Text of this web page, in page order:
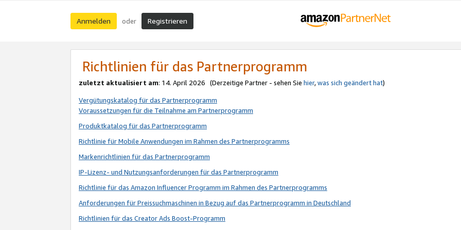
Anmelden oder Registrieren
Richtlinien für das Partnerprogramm
zuletzt aktualisiert am: 14. April 2026 (Derzeitige Partner - sehen Sie hier,was sich geändert hat)
Vergütungskatalog für das Partnerprogramm
Voraussetzungen für die Teilnahme am Partnerprogramm
Produktkatalog für das Partnerprogramm
Richtlinie für Mobile Anwendungen im Rahmen des Partnerprogramms
Markenrichtlinien für das Partnerprogramm
IP-Lizenz- und Nutzungsanforderungen für das Partnerprogramm
Richtlinie für das Amazon Influencer Programm im Rahmen des Partnerprogramms
Anforderungen für Preissuchmaschinen in Bezug auf das Partnerprogramm in Deutschland
Richtlinien für das Creator Ads Boost-Programm